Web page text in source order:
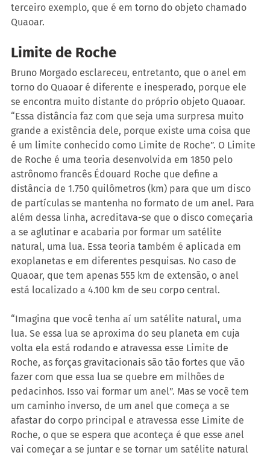
terceiro exemplo, que é em torno do objeto chamado
Quaoar.
Limite de Roche
Bruno Morgado esclareceu, entretanto, que o anel em
torno do Quaoar é diferente e inesperado, porque ele
se encontra muito distante do próprio objeto Quaoar.
“Essa distância faz com que seja uma surpresa muito
grande a existência dele, porque existe uma coisa que
é um limite conhecido como Limite de Roche”. O Limite
de Roche é uma teoria desenvolvida em 1850 pelo
astrônomo francês Édouard Roche que define a
distância de 1.750 quilômetros (km) para que um disco
de partículas se mantenha no formato de um anel. Para
além dessa linha, acreditava-se que o disco começaria
a se aglutinar e acabaria por formar um satélite
natural, uma lua. Essa teoria também é aplicada em
exoplanetas e em diferentes pesquisas. No caso de
Quaoar, que tem apenas 555 km de extensão, o anel
está localizado a 4.100 km de seu corpo central.
“Imagina que você tenha aí um satélite natural, uma
lua. Se essa lua se aproxima do seu planeta em cuja
volta ela está rodando e atravessa esse Limite de
Roche, as forças gravitacionais são tão fortes que vão
fazer com que essa lua se quebre em milhões de
pedacinhos. Isso vai formar um anel”. Mas se você tem
um caminho inverso, de um anel que começa a se
afastar do corpo principal e atravessa esse Limite de
Roche, o que se espera que aconteça é que esse anel
vai começar a se juntar e se tornar um satélite natural